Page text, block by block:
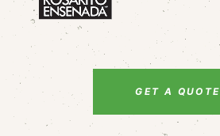
GET A QUOTE